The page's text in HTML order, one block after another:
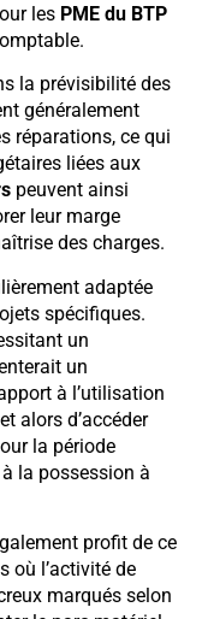
les PME du BTP
la prévisibilité des
généralement
réparations, ce qui
liées aux
peuvent ainsi
leur marge
des charges.
adaptée
spécifiques.
un
un
à l’utilisation
alors d’accéder
la période
la possession à
profit de ce
où l’activité de
marqués selon